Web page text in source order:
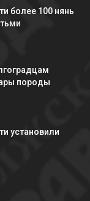
более 100 нянь
породы
установили